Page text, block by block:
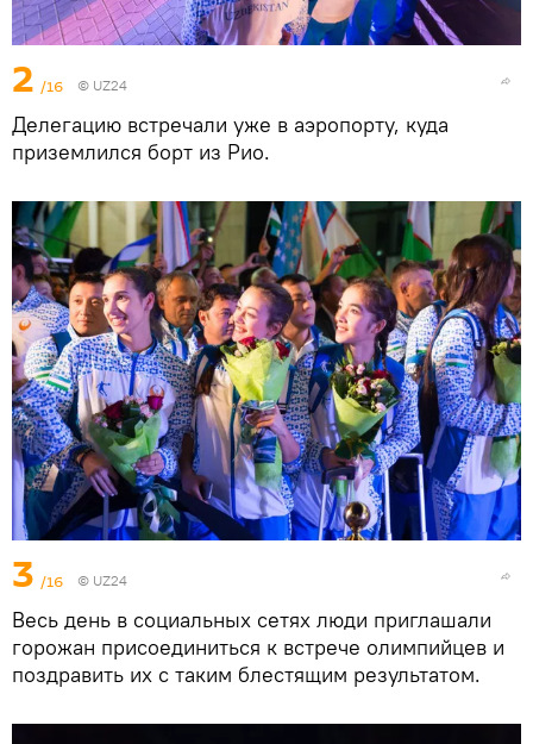
2 /16 © UZ24
Делегацию встречали уже в аэропорту, куда
приземлился борт из Рио.
3 /16 © UZ24
Весь день в социальных сетях люди приглашали
горожан присоединиться к встрече олимпийцев и
поздравить их с таким блестящим результатом.